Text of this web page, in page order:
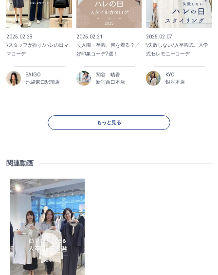
2025.02.28
\スタッフが推す/ハレの日マ
マコーデ
SAIGO
池袋東口駅前店
2025.02.21
＼入園・卒園、何を着る？／
好印象コーデ7選！
関谷 晴香
新宿西口本店
2025.02.07
\失敗しない/入卒園式、入学
式セレモニーコーデ
KYO
銀座本店
もっと見る
関連動画